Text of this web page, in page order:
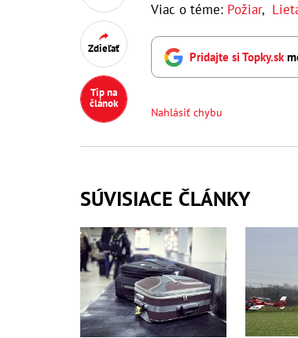
Zdieľať
Tip na
článok
Viac o téme: Požiar,
Pridajte si Topky.sk
Nahlásiť chybu
SÚVISIACE ČLÁNKY